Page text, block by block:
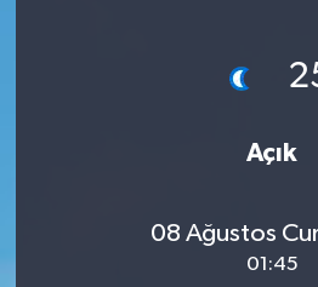
Açık
08 Ağustos
01:45